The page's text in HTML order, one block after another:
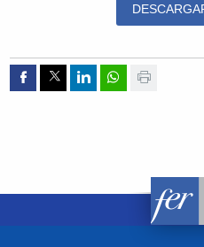
Compartir por Facebook
Compartir por Twitter
Compartir por
Compartir
Imprimir